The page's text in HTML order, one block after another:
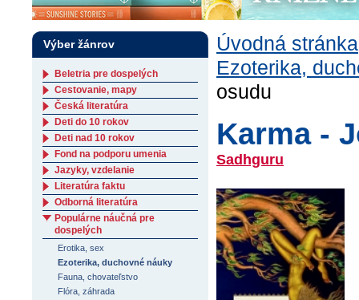
Úvodná stránka
Ezoterika,
osudu
Karma -
Sadhguru
Výber žánrov
Beletria pre dospelých
Cestovanie, mapy
Česká literatúra
Deti do 10 rokov
Deti nad 10 rokov
Fond na podporu umenia
Jazyky, vzdelanie
Literatúra faktu
Odborná literatúra
Populárne náučná pre
dospelých
Erotika, sex
Ezoterika, duchovné náuky
Fauna, chovateľstvo
Flóra, záhrada